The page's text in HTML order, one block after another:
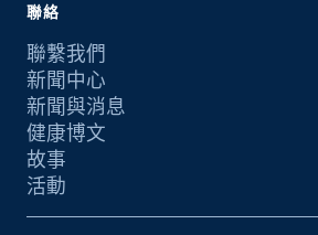
聯絡
聯繫我們
新聞中心
新聞與消息
健康博文
故事
活動